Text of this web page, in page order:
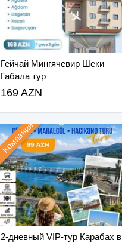
Гейчай Мингячевир Шеки
Габала тур
169 AZN
2-дневный VIP-тур Карабах в
Компания